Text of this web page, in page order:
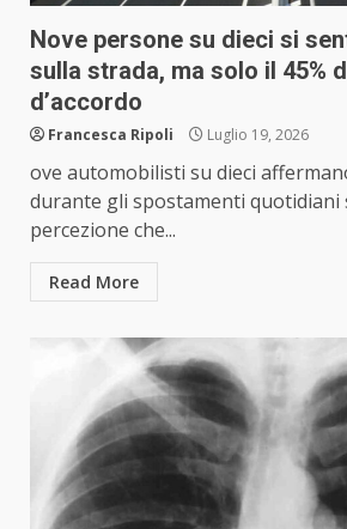
Nove persone su dieci si
sulla strada, ma solo il 45%
d’accordo
Francesca Ripoli Luglio 19, 2026
ove automobilisti su dieci
durante gli spostamenti quotidiani
percezione che...
Read More